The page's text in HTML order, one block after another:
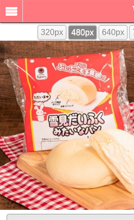
320px 480px 640px